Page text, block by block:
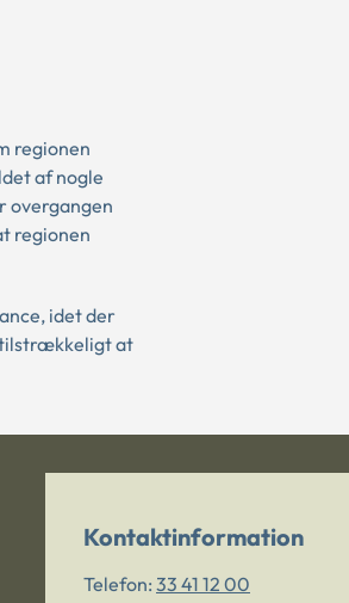
regionen
af nogle
overgangen
regionen
idet der
tilstrækkeligt at
Kontaktinformation
Telefon: 33 41 12 00